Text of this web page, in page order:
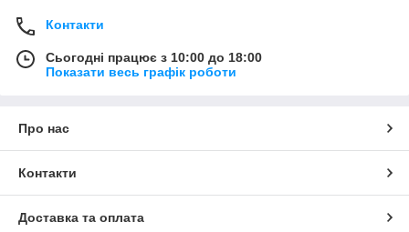
Контакти
Сьогодні працює з 10:00 до 18:00
Показати весь графік роботи
Про нас
Контакти
Доставка та оплата